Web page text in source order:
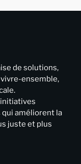
de solutions,
vivre-ensemble,
initiatives
améliorent la
juste et plus